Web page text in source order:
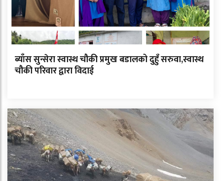
ब्याँस सुन्सेरा स्वास्थ चौकी प्रमुख बडालको दुहुँ सरुवा,स्वास्थ
चौकी परिवार द्वारा विदाई